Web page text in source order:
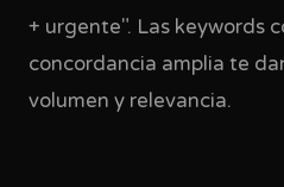
+ urgente". Las keywords
concordancia amplia te
volumen y relevancia.